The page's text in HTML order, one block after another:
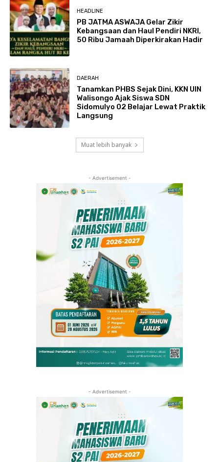
HEADLINE
PB JATMA ASWAJA Gelar Zikir
Kebangsaan dan Haul Pendiri NKRI,
50 Ribu Jamaah Diperkirakan Hadir
DAERAH
Tanamkan PHBS Sejak Dini, KKN UIN
Walisongo Ajak Siswa SDN
Sidomulyo 02 Belajar Lewat Praktik
Langsung
Muat lebih banyak
- Advertisement -
- Advertisement -